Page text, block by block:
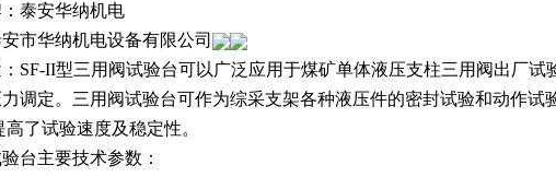
泰安华纳机电
市华纳机电设备有限公司
SF-II型三用阀试验台可以广泛应用于煤矿单体液压支柱三用阀出厂试
调定。三用阀试验台可作为综采支架各种液压件的密封试验和动作试
高了试验速度及稳定性。
台主要技术参数：